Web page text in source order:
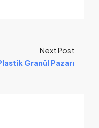
Next Post
Granül Pazarı